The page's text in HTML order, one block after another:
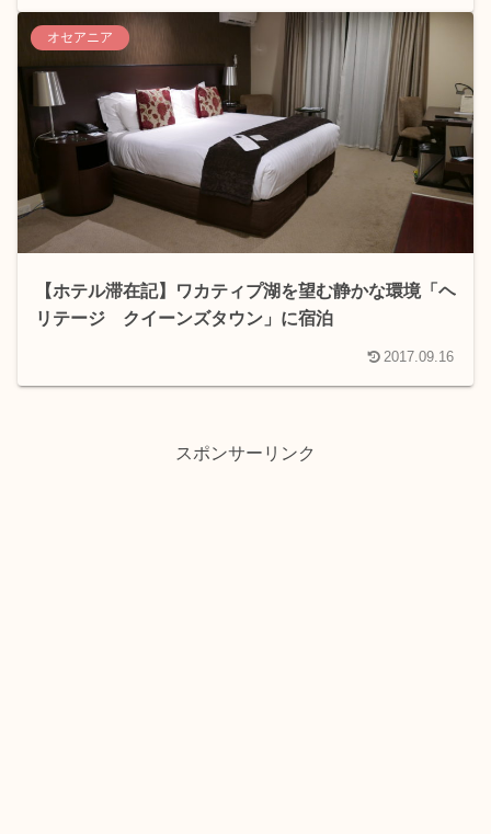
オセアニア
【ホテル滞在記】ワカティプ湖を望む静かな環境「ヘ
リテージ クイーンズタウン」に宿泊
2017.09.16
スポンサーリンク